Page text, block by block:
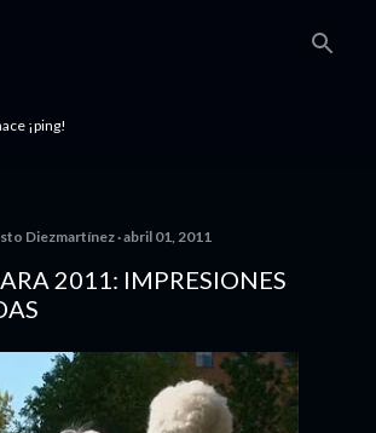
¡ping!
Diezmartínez abril 01, 2011
2011: IMPRESIONES